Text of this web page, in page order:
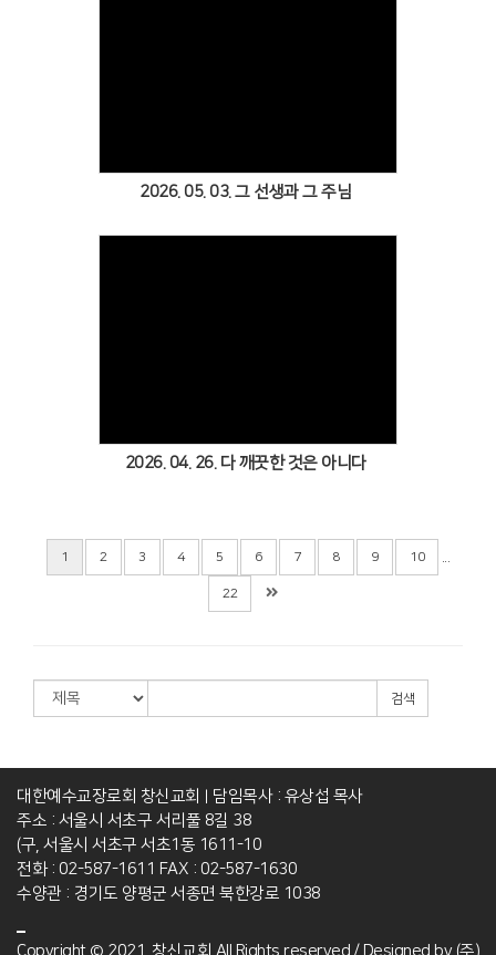
2026. 05. 03. 그 선생과 그 주님
2026. 04. 26. 다 깨끗한 것은 아니다
1 2 3 4 5 6 7 8 9 10
22
검색
대한예수교장로회 창신교회
담임목사 : 유상섭 목사
주소 : 서울시 서초구 서리풀 8길 38
(구, 서울시 서초구 서초1동 1611-10
전화 : 02-587-1611 FAX : 02-587-1630
수양관 : 경기도 양평군 서종면 북한강로 1038
Copyright © 2021. 창신교회 All Rights reserved./ Designed by (주)